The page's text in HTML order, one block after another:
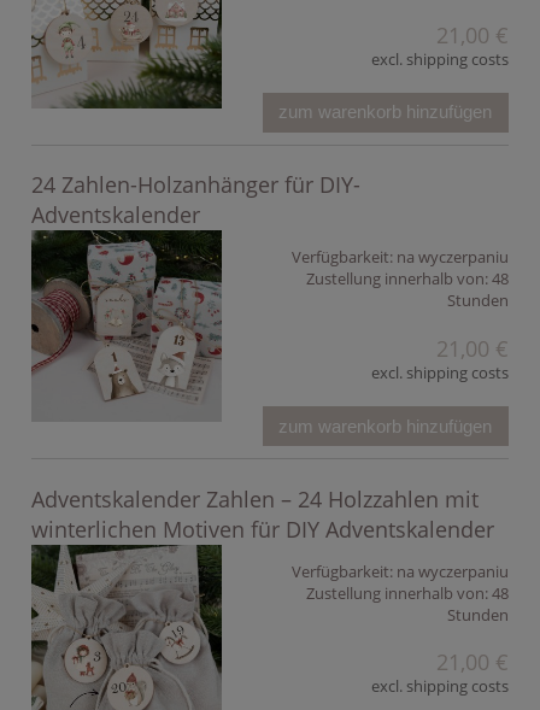
21,00 €
excl. shipping costs
zum warenkorb hinzufügen
24 Zahlen-Holzanhänger für DIY-
Adventskalender
Verfügbarkeit: na wyczerpaniu
Zustellung innerhalb von:48
Stunden
21,00 €
excl. shipping costs
zum warenkorb hinzufügen
Adventskalender Zahlen – 24 Holzzahlen mit
winterlichen Motiven für DIY Adventskalender
Verfügbarkeit: na wyczerpaniu
Zustellung innerhalb von:48
Stunden
21,00 €
excl. shipping costs